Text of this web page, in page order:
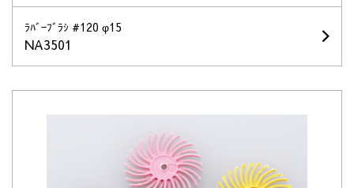
ﾗﾊﾞｰﾌﾞﾗｼ #120 φ15
NA3501